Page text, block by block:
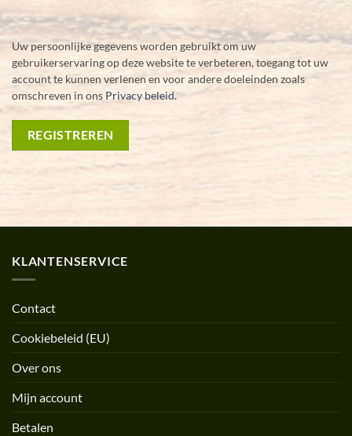
Uw persoonlijke gegevens worden gebruikt om uw
gebruikerservaring op deze website te verbeteren, toegang tot uw
account te kunnen verlenen en voor andere doeleinden zoals
omschreven in ons Privacy beleid.
REGISTREREN
KLANTENSERVICE
Contact
Cookiebeleid (EU)
Over ons
Mijn account
Betalen